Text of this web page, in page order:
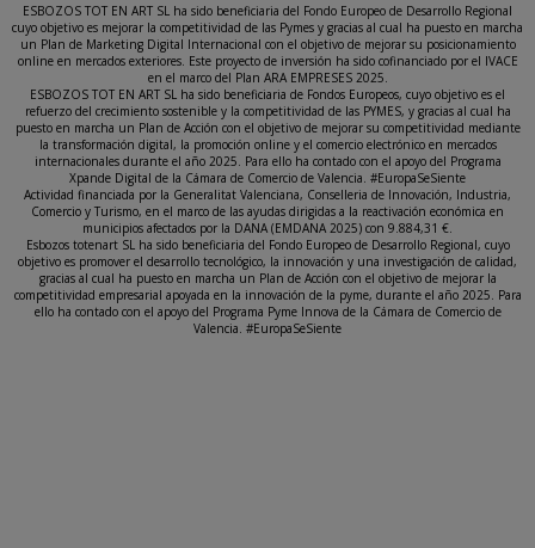
ESBOZOS TOT EN ART SL ha sido beneficiaria del Fondo Europeo de Desarrollo Regional
cuyo objetivo es mejorar la competitividad de las Pymes y gracias al cual ha puesto en marcha
un Plan de Marketing Digital Internacional con el objetivo de mejorar su posicionamiento
online en mercados exteriores. Este proyecto de inversión ha sido cofinanciado por el IVACE
en el marco del Plan ARA EMPRESES 2025.
ESBOZOS TOT EN ART SL ha sido beneficiaria de Fondos Europeos, cuyo objetivo es el
refuerzo del crecimiento sostenible y la competitividad de las PYMES, y gracias al cual ha
puesto en marcha un Plan de Acción con el objetivo de mejorar su competitividad mediante
la transformación digital, la promoción online y el comercio electrónico en mercados
internacionales durante el año 2025. Para ello ha contado con el apoyo del Programa
Xpande Digital de la Cámara de Comercio de Valencia. #EuropaSeSiente
Actividad financiada por la Generalitat Valenciana, Conselleria de Innovación, Industria,
Comercio y Turismo, en el marco de las ayudas dirigidas a la reactivación económica en
municipios afectados por la DANA (EMDANA 2025) con 9.884,31 €.
Esbozos totenart SL ha sido beneficiaria del Fondo Europeo de Desarrollo Regional, cuyo
objetivo es promover el desarrollo tecnológico, la innovación y una investigación de calidad,
gracias al cual ha puesto en marcha un Plan de Acción con el objetivo de mejorar la
competitividad empresarial apoyada en la innovación de la pyme, durante el año 2025. Para
ello ha contado con el apoyo del Programa Pyme Innova de la Cámara de Comercio de
Valencia. #EuropaSeSiente